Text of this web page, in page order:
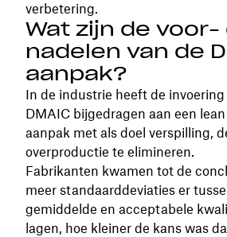
verbetering.
Wat zijn de voor-
nadelen van de
aanpak?
In de industrie heeft de invoering
DMAIC bijgedragen aan een
aanpak met als doel verspilling,
overproductie te elimineren.
Fabrikanten kwamen tot de
meer standaarddeviaties er
gemiddelde en acceptabele
lagen, hoe kleiner de kans was